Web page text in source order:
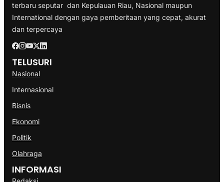
terbaru seputar dan Kepulauan Riau, Nasional maupun
International dengan gaya pemberitaan yang cepat, akurat
dan terpercaya
TELUSURI
Nasional
Internasional
Bisnis
Ekonomi
Politik
Olahraga
INFORMASI